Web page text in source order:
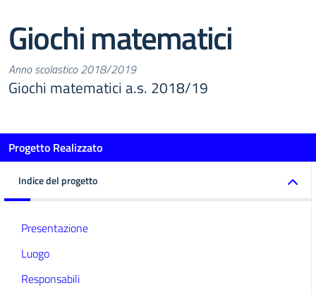
Giochi matematici
Anno scolastico 2018/2019
Giochi matematici a.s. 2018/19
Progetto Realizzato
Indice del progetto
Presentazione
Luogo
Responsabili